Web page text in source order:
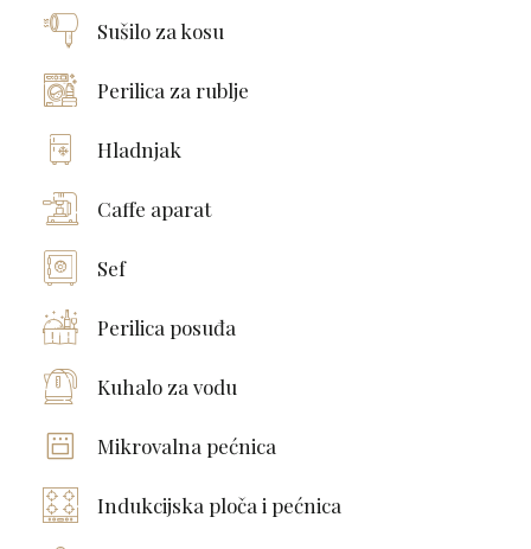
Sušilo za kosu
Perilica za rublje
Hladnjak
Caffe aparat
Sef
Perilica posuđa
Kuhalo za vodu
Mikrovalna pećnica
Indukcijska ploča i pećnica